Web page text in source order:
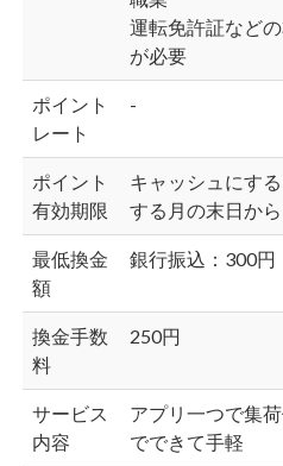
運転免許証など
が必要
ポイント
レート
-
ポイント
有効期限
キャッシュにす
する月の末日か
最低換金
額
銀行振込：300円
換金手数
料
250円
サービス
内容
アプリ一つで集
でできて手軽